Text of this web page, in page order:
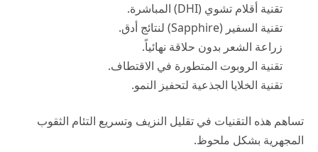
تقنية أقلام تشوي (DHI) المباشرة.
تقنية السفير (Sapphire) لنتائج أدق.
زراعة الشعر بدون حلاقة نهائياً.
تقنية الروبوت المتطورة في الاقتطاف.
تقنية الخلايا الجذعية لتحفيز النمو.
تساهم هذه التقنيات في تقليل النزيف وتسريع التئام الثقوب
المجهرية بشكل ملحوظ.